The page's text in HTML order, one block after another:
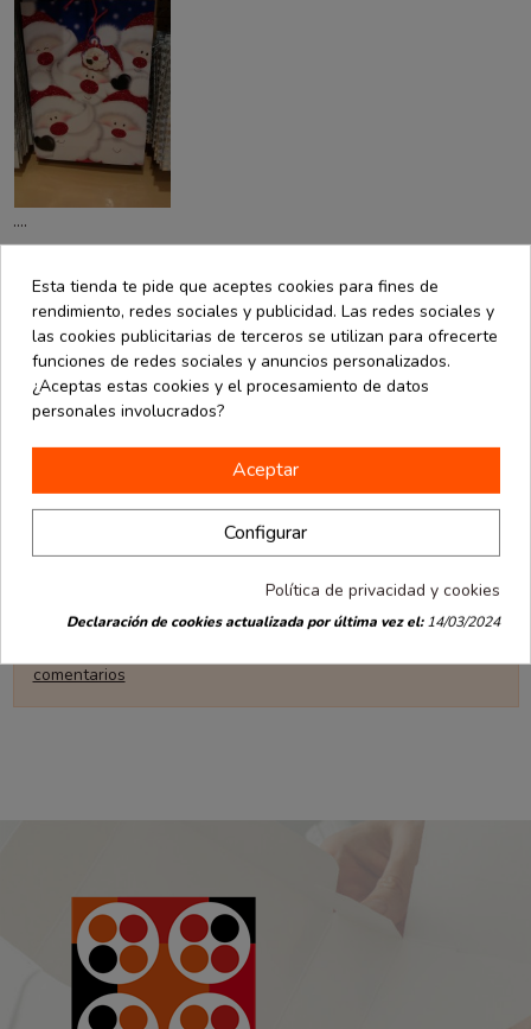
....
Share this post
TWITTER FACEBOOK PINTEREST
Comentarios (0)
comentarios
Esta tienda te pide que aceptes cookies para fines de
rendimiento, redes sociales y publicidad. Las redes sociales y
las cookies publicitarias de terceros se utilizan para ofrecerte
funciones de redes sociales y anuncios personalizados.
¿Aceptas estas cookies y el procesamiento de datos
personales involucrados?
Aceptar
Configurar
Política de privacidad y cookies
Declaración de cookies actualizada por última vez el:14/03/2024